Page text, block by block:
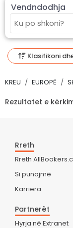
Vendndodhja
Klasifikoni
KREU EUROPË
Rezultatet e
Rreth
Rreth
Si punojmë
Karriera
Partnerët
Hyrja në Extranet